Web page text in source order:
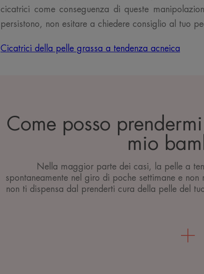
cicatrici come conseguenza di queste
persistono, non esitare a chiedere consiglio al tuo
Cicatrici della pelle grassa a tendenza acneica
Come posso
mio
Nella maggior parte dei casi, la pelle a
spontaneamente nel giro di poche settimane e
non ti dispensa dal prenderti cura della pelle del